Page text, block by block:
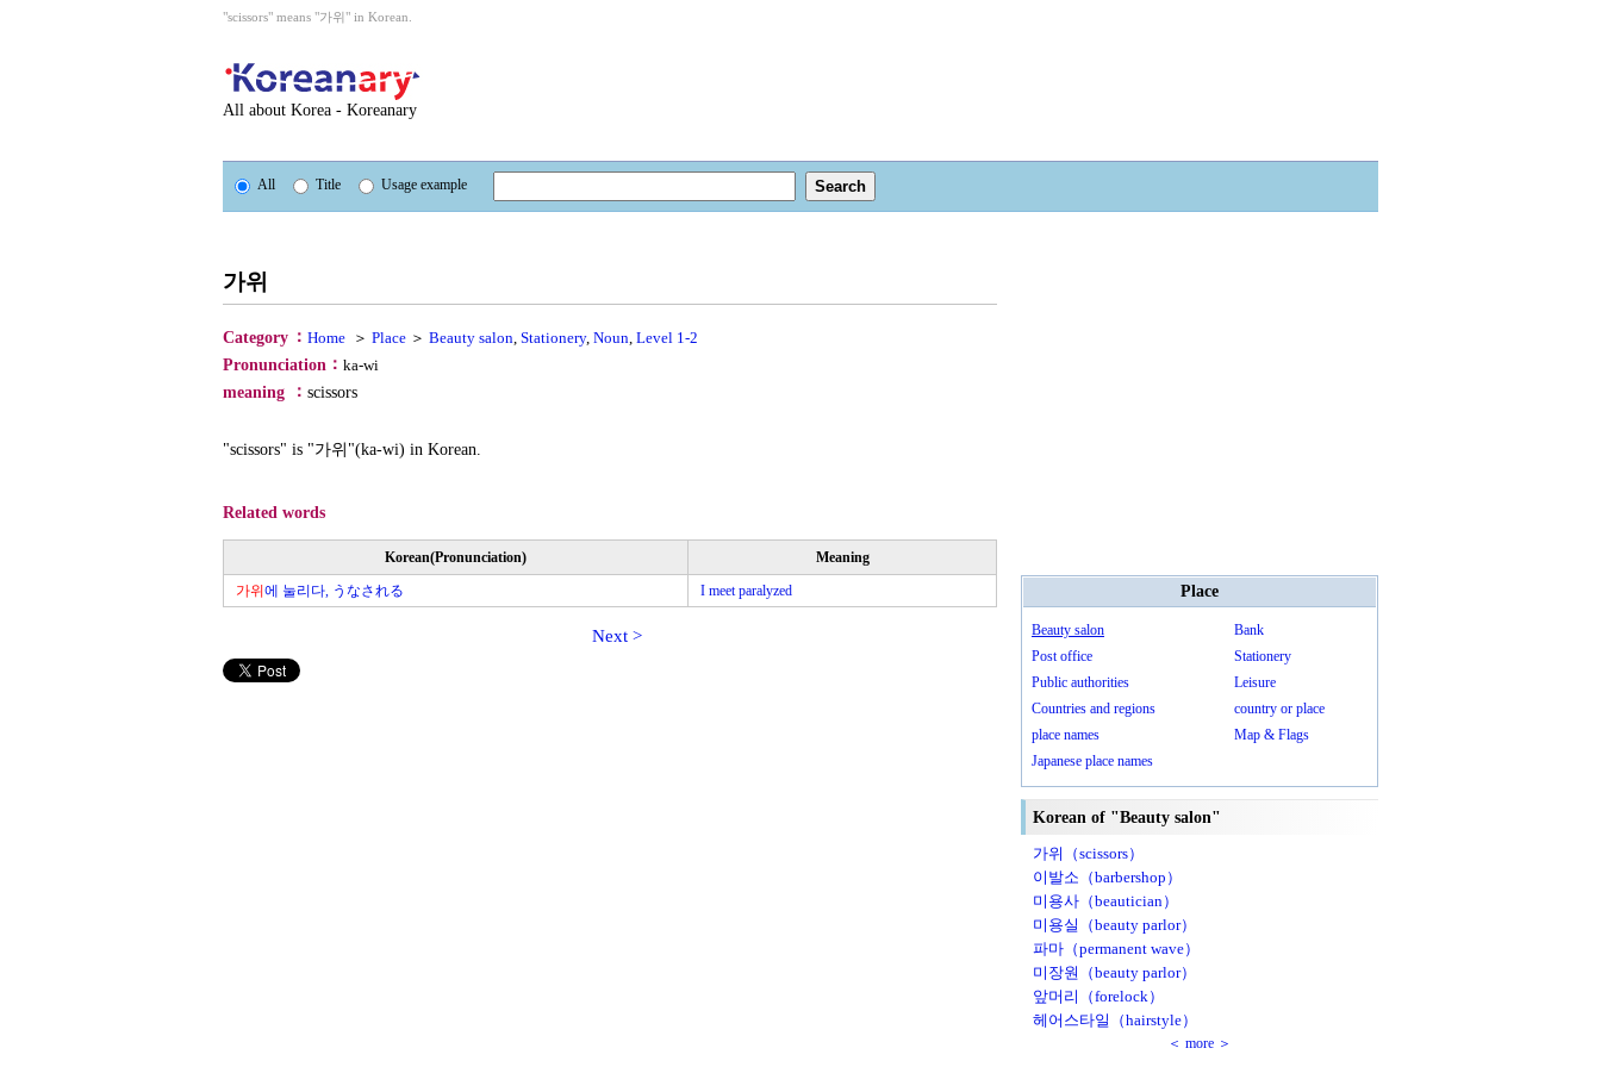
"scissors" means "가위" in Korean.
All about Korea - Koreanary
All Title Usage example
가위
Category ： Home ＞ Place ＞ Beauty salon, Stationery, Noun, Level 1-2
Pronunciation ： ka-wi
meaning
： scissors
"scissors" is "가위"(ka-wi) in Korean.
Related words
Korean(Pronunciation)
Meaning
가위 에 눌리다, うなされる I meet paralyzed
Next >
Place
Beauty salon
Bank
Post office
Stationery
Public authorities
Leisure
Countries and regions
country or place
place names
Map & Flags
Japanese place names
Korean of "Beauty salon"
가위（scissors）
이발소（barbershop）
미용사（beautician）
미용실（beauty parlor）
파마（permanent wave）
미장원（beauty parlor）
앞머리（forelock）
헤어스타일（hairstyle）
＜ more ＞